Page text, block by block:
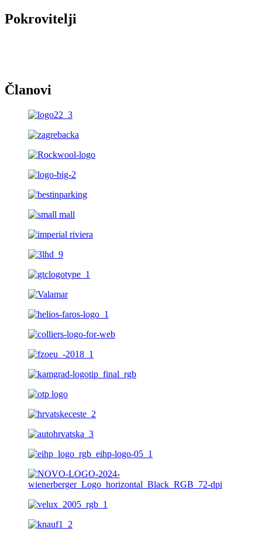
Pokrovitelji
Članovi